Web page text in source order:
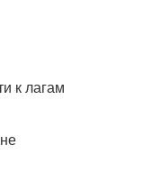
к лагам